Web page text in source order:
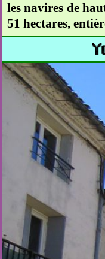
les navires de
51 hectares,